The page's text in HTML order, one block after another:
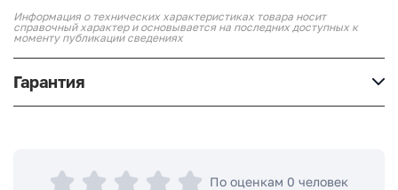
Информация о технических характеристиках товара носит
справочный характер и основывается на последних доступных к
моменту публикации сведениях
Гарантия
По оценкам 0 человек